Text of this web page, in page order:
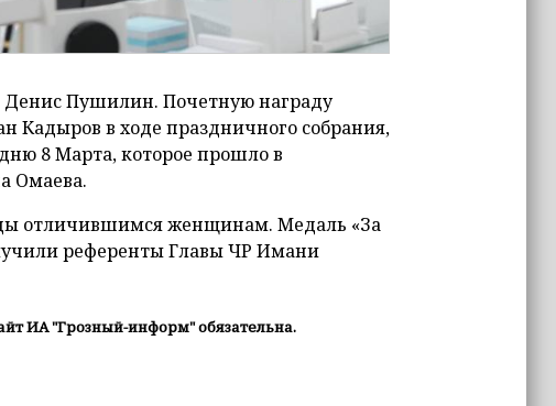
Денис Пушилин. Почетную награду
Кадыров в ходе праздничного собрания,
8 Марта, которое прошло в
Омаева.
отличившимся женщинам. Медаль «За
референты Главы ЧР Имани
ИА "Грозный-информ" обязательна.